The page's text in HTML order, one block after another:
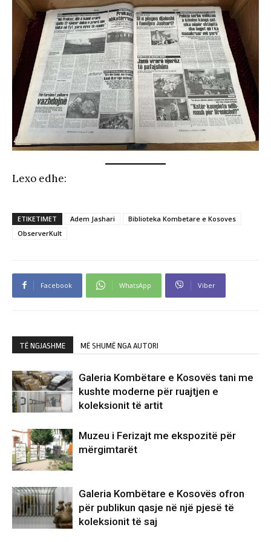
Lexo edhe:
ETIKETIMET Adem Jashari
Biblioteka Kombetare e Kosoves
ObserverKult
Facebook WhatsApp Viber
TË NGJASHME MË SHUMË NGA AUTORI
Galeria Kombëtare e Kosovës tani me
kushte moderne për ruajtjen e
koleksionit të artit
Muzeu i Ferizajt me ekspozitë për
mërgimtarët
Galeria Kombëtare e Kosovës ofron
për publikun qasje në një pjesë të
koleksionit të saj